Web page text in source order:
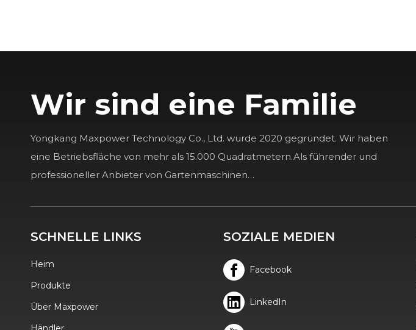
Wir sind eine Familie
Yongkang Maxpower Technology Co., Ltd. wurde 2020 gegründet. Wir haben
eine Betriebsfläche von mehr als 15.000 Quadratmetern.Als führender und
professioneller Anbieter von Gartenmaschinen…
SCHNELLE LINKS
Heim
Produkte
Über Maxpower
SOZIALE MEDIEN
Facebook
LinkedIn